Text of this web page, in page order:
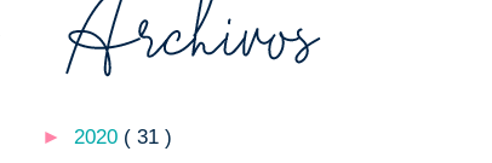
► 2020 ( 31 )